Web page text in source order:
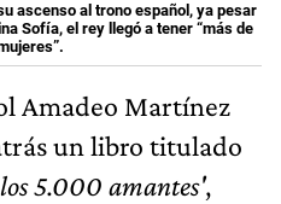
ascenso al trono español, ya pesar
Sofía, el rey llegó a tener “más de
Amadeo Martínez
un libro titulado
5.000 amantes',